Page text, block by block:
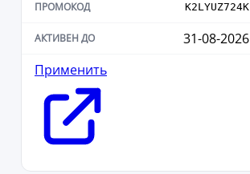
K2LYUZ724K
31-08-2026
Применить